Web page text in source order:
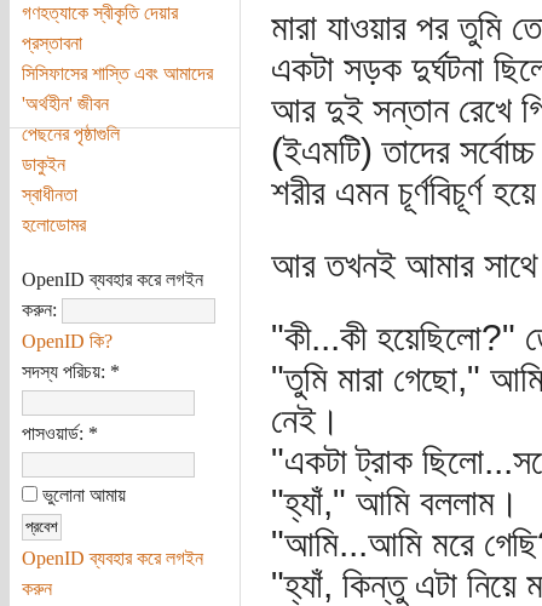
গণহত্যাকে স্বীকৃতি দেয়ার
প্রস্তাবনা
সিসিফাসের শাস্তি এবং আমাদের
'অর্থহীন' জীবন
পেছনের পৃষ্ঠাগুলি
ডাকুইন
স্বাধীনতা
হলোডোমর
OpenID ব্যবহার করে লগইন
করুন:
OpenID কি?
সদস্য পরিচয়: *
পাসওয়ার্ড: *
ভুলোনা আমায়
OpenID ব্যবহার করে লগইন
করুন
মারা যাওয়ার পর তুমি
একটা সড়ক দুর্ঘটনা
আর দুই সন্তান রেখে
(ইএমটি) তাদের
শরীর এমন চূর্ণবিচূর্ণ
আর তখনই আমার সাথে
"কী...কী হয়েছিলো?"
"তুমি মারা গেছো,"
নেই।
"একটা ট্রাক
"হ্যাঁ," আমি বললাম।
"আমি...আমি মরে
"হ্যাঁ, কিন্তু এটা নিয়ে